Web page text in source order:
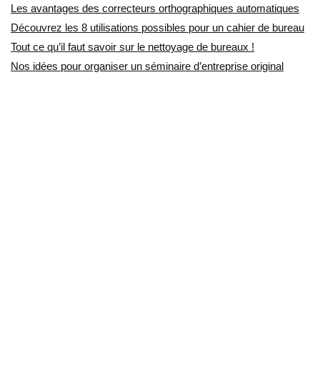
Les avantages des correcteurs orthographiques automatiques
Découvrez les 8 utilisations possibles pour un cahier de bureau
Tout ce qu’il faut savoir sur le nettoyage de bureaux !
Nos idées pour organiser un séminaire d’entreprise original